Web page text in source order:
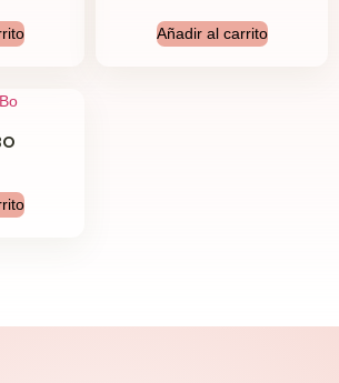
Añadir al carrito